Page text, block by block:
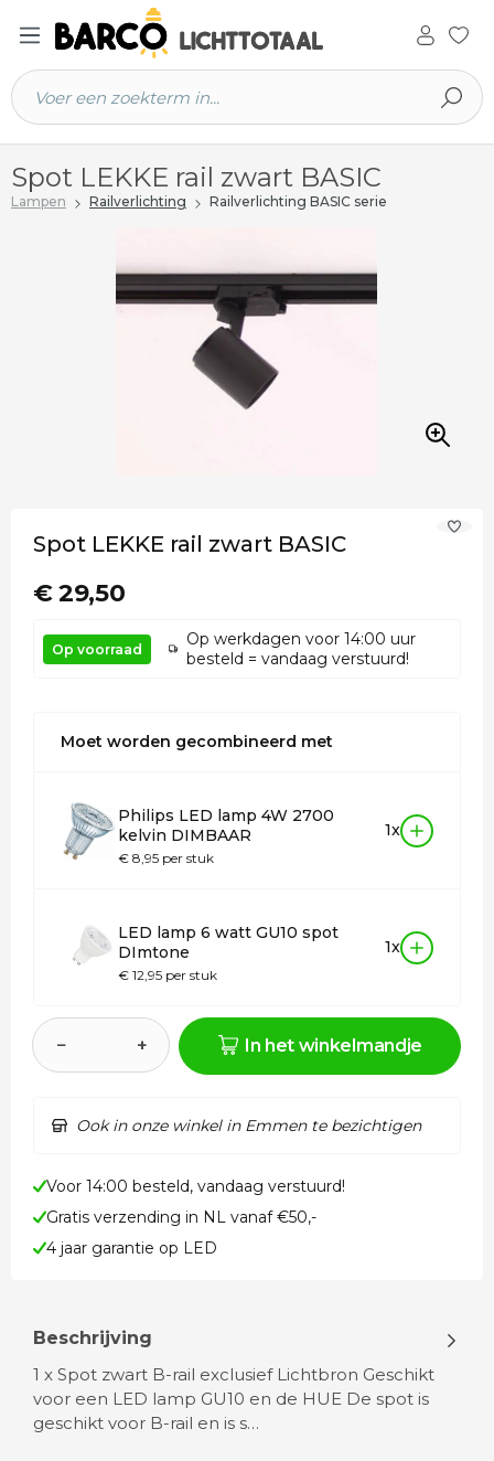
hoofdinhoud
Spot LEKKE rail zwart BASIC
Lampen Railverlichting Railverlichting BASIC serie
Spot LEKKE rail zwart BASIC
€ 29,50
Op voorraad
Op werkdagen voor 14:00 uur
besteld = vandaag verstuurd!
Moet worden gecombineerd met
Philips LED lamp 4W 2700
kelvin DIMBAAR
€ 8,95 per stuk
1x
LED lamp 6 watt GU10 spot
DImtone
€ 12,95 per stuk
1x
− + In het winkelmandje
Ook in onze winkel in Emmen te bezichtigen
Voor 14:00 besteld, vandaag verstuurd!
Gratis verzending in NL vanaf €50,-
4 jaar garantie op LED
Beschrijving
1 x Spot zwart B-rail exclusief Lichtbron Geschikt
voor een LED lamp GU10 en de HUE De spot is
geschikt voor B-rail en is s…